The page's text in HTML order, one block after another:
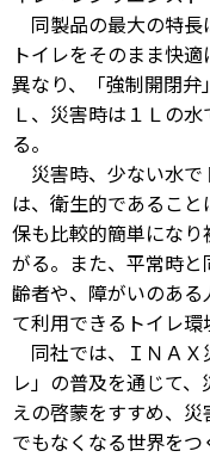
同製品の最大の特長
トイレをそのまま快
異なり、「強制開閉弁
Ｌ、災害時は１Ｌの
る。
災害時、少ない水で
は、衛生的であるこ
保も比較的簡単にな
がる。また、平常時
齢者や、障がいのあ
て利用できるトイレ環
同社では、ＩＮＡＸ
レ」の普及を通じて
えの啓蒙をすすめ、
でもなくなる世界をつ